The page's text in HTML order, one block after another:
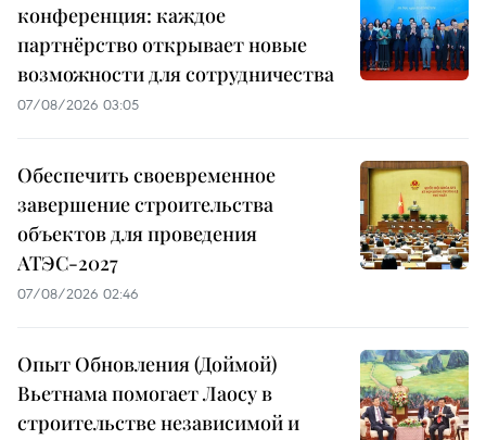
конференция: каждое
партнёрство открывает новые
возможности для сотрудничества
07/08/2026 03:05
Обеспечить своевременное
завершение строительства
объектов для проведения
АТЭС-2027
07/08/2026 02:46
Опыт Обновления (Доймой)
Вьетнама помогает Лаосу в
строительстве независимой и